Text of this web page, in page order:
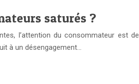
saturés ?
l’attention du consommateur est
à un désengagement…